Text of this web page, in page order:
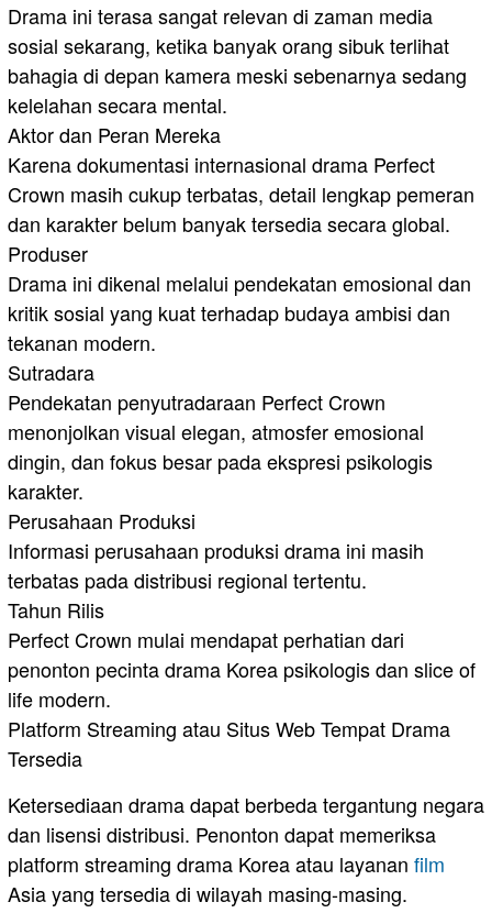
Drama ini terasa sangat relevan di zaman media
sosial sekarang, ketika banyak orang sibuk terlihat
bahagia di depan kamera meski sebenarnya sedang
kelelahan secara mental.
Aktor dan Peran Mereka
Karena dokumentasi internasional drama Perfect
Crown masih cukup terbatas, detail lengkap pemeran
dan karakter belum banyak tersedia secara global.
Produser
Drama ini dikenal melalui pendekatan emosional dan
kritik sosial yang kuat terhadap budaya ambisi dan
tekanan modern.
Sutradara
Pendekatan penyutradaraan Perfect Crown
menonjolkan visual elegan, atmosfer emosional
dingin, dan fokus besar pada ekspresi psikologis
karakter.
Perusahaan Produksi
Informasi perusahaan produksi drama ini masih
terbatas pada distribusi regional tertentu.
Tahun Rilis
Perfect Crown mulai mendapat perhatian dari
penonton pecinta drama Korea psikologis dan slice of
life modern.
Platform Streaming atau Situs Web Tempat Drama
Tersedia
Ketersediaan drama dapat berbeda tergantung negara
dan lisensi distribusi. Penonton dapat memeriksa
platform streaming drama Korea atau layanan film
Asia yang tersedia di wilayah masing-masing.